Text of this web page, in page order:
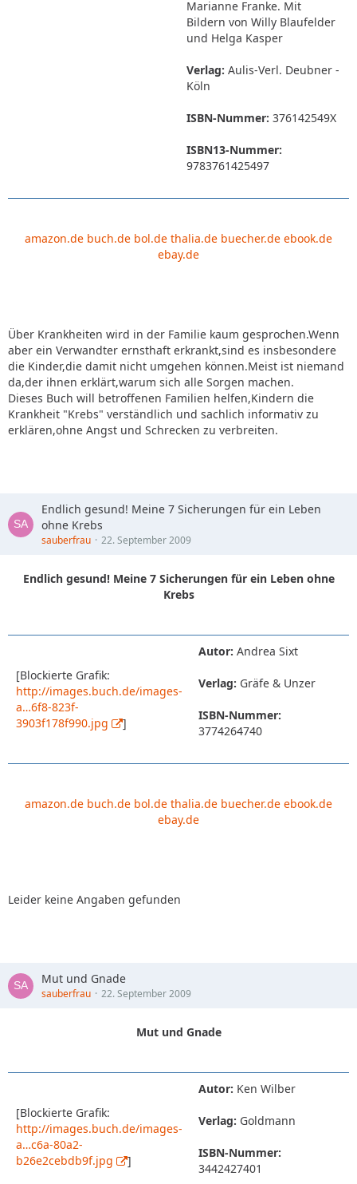
Marianne Franke. Mit
Bildern von Willy Blaufelder
und Helga Kasper
Verlag: Aulis-Verl. Deubner -
Köln
ISBN-Nummer: 376142549X
ISBN13-Nummer:
9783761425497
amazon.de buch.de bol.de thalia.de buecher.de ebook.de
ebay.de
Über Krankheiten wird in der Familie kaum gesprochen.Wenn
aber ein Verwandter ernsthaft erkrankt,sind es insbesondere
die Kinder,die damit nicht umgehen können.Meist ist niemand
da,der ihnen erklärt,warum sich alle Sorgen machen.
Dieses Buch will betroffenen Familien helfen,Kindern die
Krankheit "Krebs" verständlich und sachlich informativ zu
erklären,ohne Angst und Schrecken zu verbreiten.
Endlich gesund! Meine 7 Sicherungen für ein Leben
ohne Krebs
sauberfrau 22. September 2009
Endlich gesund! Meine 7 Sicherungen für ein Leben ohne
Krebs
[Blockierte Grafik:
http://images.buch.de/images-
a…6f8-823f-
3903f178f990.jpg
]
Autor: Andrea Sixt
Verlag: Gräfe & Unzer
ISBN-Nummer:
3774264740
amazon.de buch.de bol.de thalia.de buecher.de ebook.de
ebay.de
Leider keine Angaben gefunden
Mut und Gnade
sauberfrau 22. September 2009
Mut und Gnade
[Blockierte Grafik:
http://images.buch.de/images-
a…c6a-80a2-
b26e2cebdb9f.jpg
]
Autor: Ken Wilber
Verlag: Goldmann
ISBN-Nummer:
3442427401